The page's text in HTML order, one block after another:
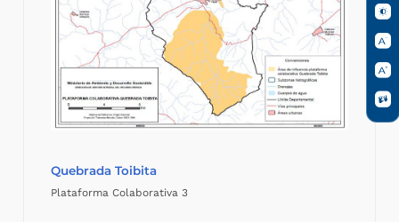
Quebrada Toibita
Plataforma Colaborativa 3